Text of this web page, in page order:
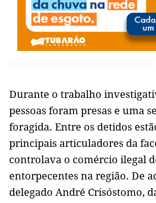
Durante o trabalho
pessoas foram presas e uma
foragida. Entre os detidos
principais articuladores da
controlava o comércio ilegal
entorpecentes na região. De
delegado André Crisóstomo,